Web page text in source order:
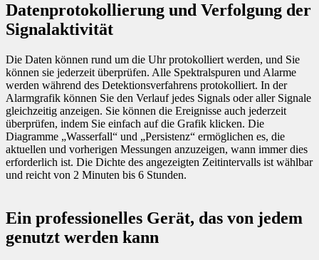
Datenprotokollierung und Verfolgung der
Signalaktivität
Die Daten können rund um die Uhr protokolliert werden, und Sie
können sie jederzeit überprüfen. Alle Spektralspuren und Alarme
werden während des Detektionsverfahrens protokolliert. In der
Alarmgrafik können Sie den Verlauf jedes Signals oder aller Signale
gleichzeitig anzeigen. Sie können die Ereignisse auch jederzeit
überprüfen, indem Sie einfach auf die Grafik klicken. Die
Diagramme „Wasserfall“ und „Persistenz“ ermöglichen es, die
aktuellen und vorherigen Messungen anzuzeigen, wann immer dies
erforderlich ist. Die Dichte des angezeigten Zeitintervalls ist wählbar
und reicht von 2 Minuten bis 6 Stunden.
Ein professionelles Gerät, das von jedem
genutzt werden kann